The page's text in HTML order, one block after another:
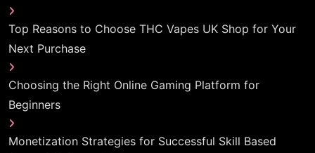
Top Reasons to Choose THC Vapes UK Shop for Your
Next Purchase
Choosing the Right Online Gaming Platform for
Beginners
Monetization Strategies for Successful Skill Based